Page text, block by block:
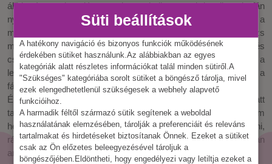
által végzett kezelés, amelyet mindig orvosi javallat alapján
nyújtunk. Célja a rehabilitáció, a legtöbbször csak a
megbetegedett testrészre koncentrál. A gyógymasszázs
magába foglalja a svéd-, szegment-, kötőszöveti- és
csontmasszázst. Ezek a technikák az ízületek regenerációját, a
letapadt izmok ellazítását, vérbőséget okozva csillapítják a
fájdalmat is.
Épületünk jól megközelíthető helyen, a Margit krt. 11 szám alatt
található, vagány milliő és recepciós fogad mindenkit és három
helyiségben zajlanak a kezelések. Online is be tudsz jelentkezni,
ráadásul előzetes telefonos konzultáció is történik, hogy biztosan
arra a kezelésre érkezzél, amire tényleg szükséged van!
Süti beállítások
A hatékony navigáció és bizonyos funkciók működésének
érdekében sütiket használunk.Az alábbiakban az egyes
kategóriák alatt részletes információkat talál minden sütiről.A
"Szükséges" kategóriába sorolt sütiket a böngésző tárolja, mivel
ezek elengedhetetlenül szükségesek a webhely alapvető
funkcióihoz.
A harmadik féltől származó sütik segítenek a weboldal
használatának elemzésében, tárolják a preferenciáit és releváns
tartalmakat és hirdetéseket biztosítanak Önnek. Ezeket a sütiket
csak az Ön előzetes beleegyezésével tároljuk a
böngészőjében.Eldöntheti, hogy engedélyezi vagy letiltja ezeket a